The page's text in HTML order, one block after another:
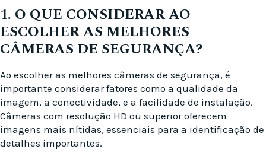
1. O QUE CONSIDERAR AO
ESCOLHER AS MELHORES
CÂMERAS DE SEGURANÇA?
Ao escolher as melhores câmeras de segurança, é
importante considerar fatores como a qualidade da
imagem, a conectividade, e a facilidade de instalação.
Câmeras com resolução HD ou superior oferecem
imagens mais nítidas, essenciais para a identificação de
detalhes importantes.